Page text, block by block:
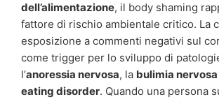
dell’alimentazione, il body shaming
fattore di rischio ambientale critico. La
esposizione a commenti negativi sul
come trigger per lo sviluppo di
l’anoressia nervosa, la bulimia nervosa
eating disorder. Quando una persona